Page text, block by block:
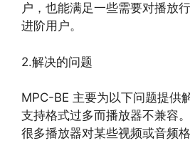
户，也能满足一些需要对播放
进阶用户。
2.解决的问题
MPC-BE 主要为以下问题提供
支持格式过多而播放器不兼容。
很多播放器对某些视频或音频